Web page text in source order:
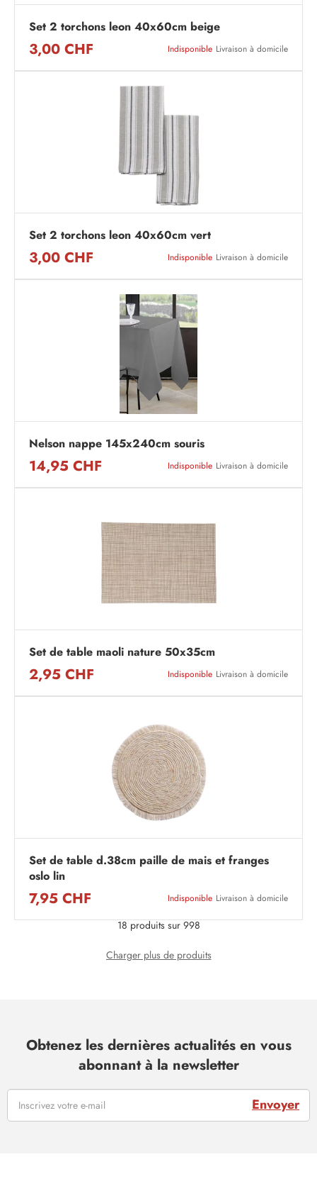
Set 2 torchons leon 40x60cm beige
3,00 CHF Indisponible Livraison à domicile
Set 2 torchons leon 40x60cm vert
3,00 CHF Indisponible Livraison à domicile
Nelson nappe 145x240cm souris
14,95 CHF Indisponible Livraison à domicile
Set de table maoli nature 50x35cm
2,95 CHF Indisponible Livraison à domicile
Set de table d.38cm paille de mais et franges
oslo lin
7,95 CHF Indisponible Livraison à domicile
18 produits sur 998
Charger plus de produits
Obtenez les dernières actualités en vous
abonnant à la newsletter
Envoyer